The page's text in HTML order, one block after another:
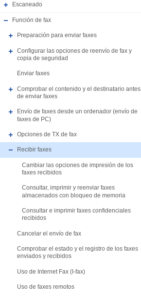
Escaneado
Función de fax
Preparación para enviar faxes
Configurar las opciones de reenvío de fax y
copia de seguridad
Enviar faxes
Comprobar el contenido y el destinatario antes
de enviar faxes
Envío de faxes desde un ordenador (envío de
faxes de PC)
Opciones de TX de fax
Recibir faxes
Cambiar las opciones de impresión de los
faxes recibidos
Consultar, imprimir y reenviar faxes
almacenados con bloqueo de memoria
Consultar e imprimir faxes confidenciales
recibidos
Cancelar el envío de fax
Comprobar el estado y el registro de los faxes
enviados y recibidos
Uso de Internet Fax (I-fax)
Uso de faxes remotos